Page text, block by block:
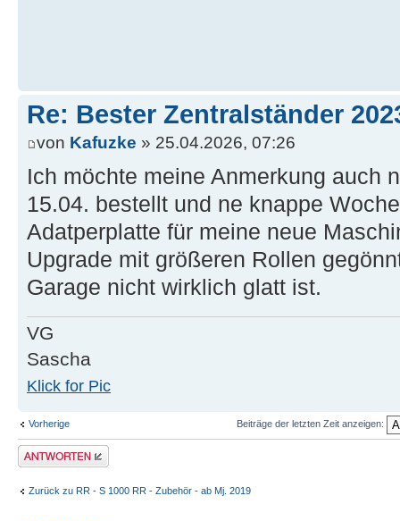
Re: Bester Zentralständer
von Kafuzke » 25.04.2026, 07:26
Ich möchte meine Anmerkung auch
15.04. bestellt und ne knappe
Adatperplatte für meine neue
Upgrade mit größeren Rollen
Garage nicht wirklich glatt ist.
VG
Sascha
Klick for Pic
Vorherige Beiträge der letzten Zeit anzeigen:
Antwort erstellen
Zurück zu RR - S 1000 RR - Zubehör - ab Mj. 2019